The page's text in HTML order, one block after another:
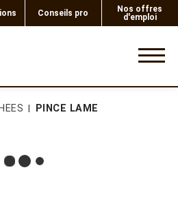
Conseils pro
Nos offres
d'emploi
PINCE LAME